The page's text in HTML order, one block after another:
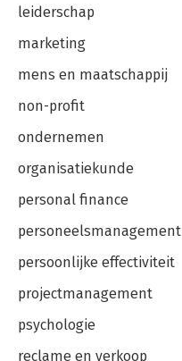
leiderschap
marketing
mens en maatschappij
non-profit
ondernemen
organisatiekunde
personal finance
personeelsmanagement
persoonlijke effectiviteit
projectmanagement
psychologie
reclame en verkoop